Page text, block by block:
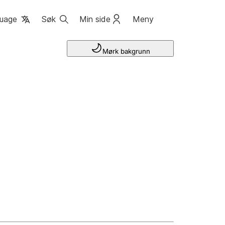
Søk Min side Meny
Mørk bakgrunn